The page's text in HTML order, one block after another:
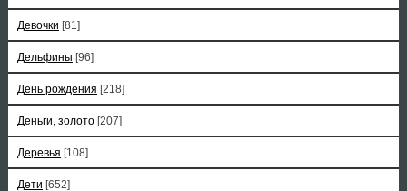
Девочки [81]
Дельфины [96]
День рождения [218]
Деньги, золото [207]
Деревья [108]
Дети [652]